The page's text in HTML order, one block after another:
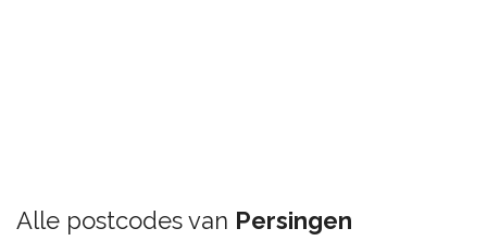
Alle postcodes van Persingen